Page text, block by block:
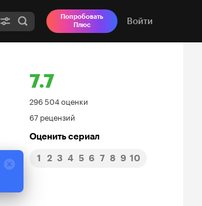
Попробовать
Плюс
Войти
7.7
Рейтинг
Кинопоиска
7.7
296 504 оценки
67 рецензий
Оценить сериал
1 2 3 4 5 6 7 8 9 10